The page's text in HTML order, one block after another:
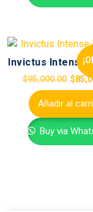
Invictus Intense
$95,000.00 $
Añadir al
Buy via